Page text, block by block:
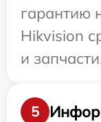
гарантию
Hikvision
и
5